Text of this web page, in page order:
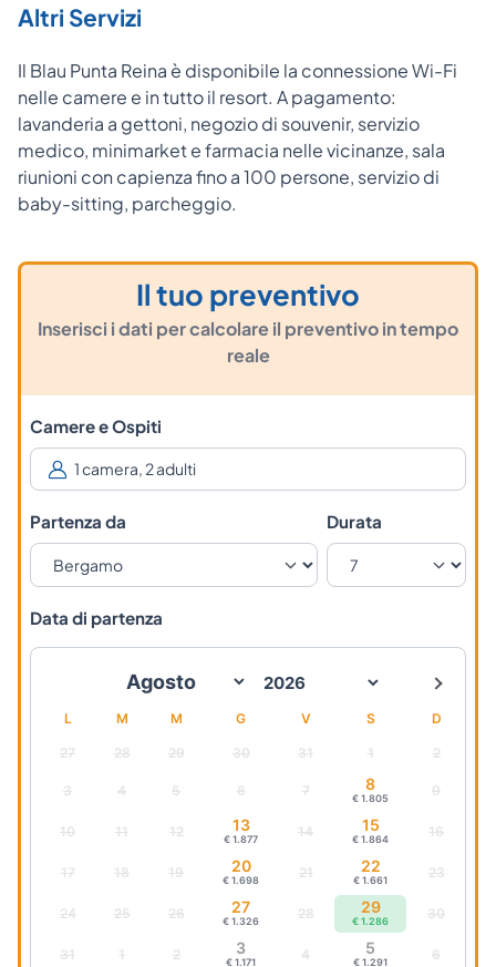
Altri Servizi
Il Blau Punta Reina è disponibile la connessione Wi-Fi
nelle camere e in tutto il resort. A pagamento:
lavanderia a gettoni, negozio di souvenir, servizio
medico, minimarket e farmacia nelle vicinanze, sala
riunioni con capienza fino a 100 persone, servizio di
baby-sitting, parcheggio.
Il tuo preventivo
Inserisci i dati per calcolare il preventivo in tempo
reale
Camere e Ospiti
Partenza da Durata
Data di partenza
L M M G V S D
27 28 29 30 31 1 2
3 4 5 6 7 8
€ 1.805 9
10 11 12 13
€ 1.877 14 15
€ 1.864 16
17 18 19 20
€ 1.698 21 22
€ 1.661 23
24 25 26 27
€ 1.326 28 29
€ 1.286 30
31 1 2 3
€ 1.171 4 5
€ 1.291 6